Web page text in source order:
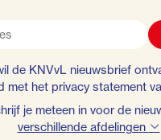
de KNVvL nieuwsbrief
met het privacy statement
je meteen in voor de
verschillende afdelingen